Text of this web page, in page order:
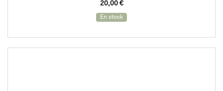
20,00 €
En stock